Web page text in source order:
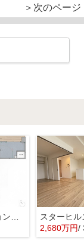
＞次のページ
スターヒ
2,680万円/